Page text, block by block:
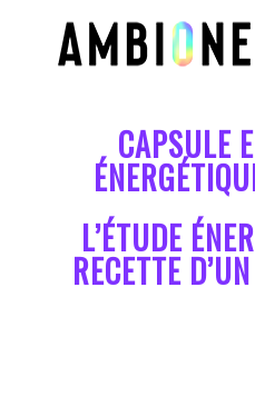
CAPSULE
L’ÉTUDE
RECETTE